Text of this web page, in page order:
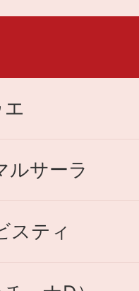
ルサーラ
スティ